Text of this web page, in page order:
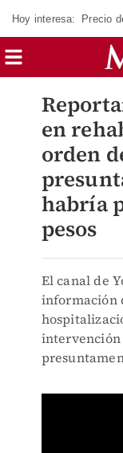
Hoy interesa: Precio
en
orden
habría
pesos
El canal de
información
intervención